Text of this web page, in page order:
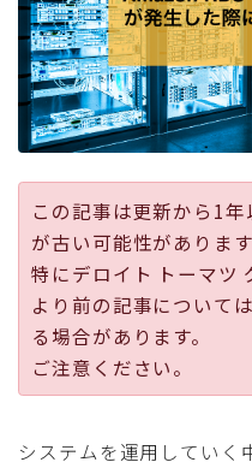
リモートワーク
社内制度
採用
公式ページ
この記事は更新から1
が古い可能性がありま
特にデロイト トーマツ
より前の記事について
る場合があります。
ご注意ください。
システムを運用していく